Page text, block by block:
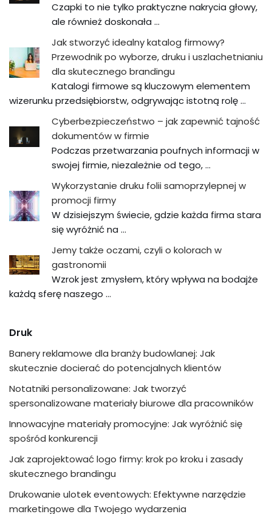
Czapki to nie tylko praktyczne nakrycia głowy,
ale również doskonała …
Jak stworzyć idealny katalog firmowy?
Przewodnik po wyborze, druku i uszlachetnianiu
dla skutecznego brandingu
Katalogi firmowe są kluczowym elementem
wizerunku przedsiębiorstw, odgrywając istotną rolę …
Cyberbezpieczeństwo – jak zapewnić tajność
dokumentów w firmie
Podczas przetwarzania poufnych informacji w
swojej firmie, niezależnie od tego, …
Wykorzystanie druku folii samoprzylepnej w
promocji firmy
W dzisiejszym świecie, gdzie każda firma stara
się wyróżnić na …
Jemy także oczami, czyli o kolorach w
gastronomii
Wzrok jest zmysłem, który wpływa na bodajże
każdą sferę naszego …
Druk
Banery reklamowe dla branży budowlanej: Jak
skutecznie docierać do potencjalnych klientów
Notatniki personalizowane: Jak tworzyć
spersonalizowane materiały biurowe dla pracowników
Innowacyjne materiały promocyjne: Jak wyróżnić się
spośród konkurencji
Jak zaprojektować logo firmy: krok po kroku i zasady
skutecznego brandingu
Drukowanie ulotek eventowych: Efektywne narzędzie
marketingowe dla Twojego wydarzenia